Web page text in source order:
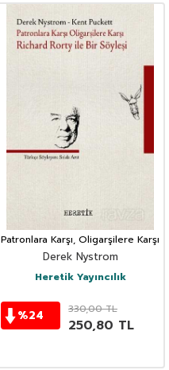
Patronlara Karşı, Oligarşilere Karşı
Derek Nystrom
Heretik Yayıncılık
%24 330,00TL
250,80 TL